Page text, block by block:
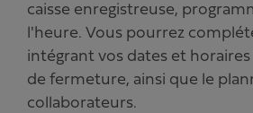
caisse enregistreuse,
l'heure. Vous pourrez
intégrant vos dates et
de fermeture, ainsi que le
collaborateurs.